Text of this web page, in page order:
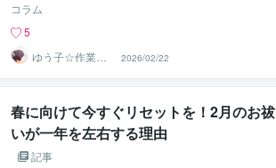
コラム
5
ゆう子☆作業療
法士＆ライフコ
ーチ
2026/02/22
春に向けて今すぐリセットを！2月のお祓
いが一年を左右する理由
記事